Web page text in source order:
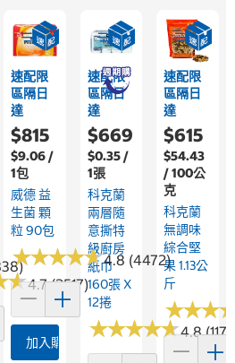
★
★4.7 (2517)
速配限
區隔日
達
$815
$9.06 /
1包
威德 益
生菌 顆
粒 90包
★★★★★
★★★★★4.8 (4472)
加入購物車
速配限
區隔日
達
$669
$0.35 /
1張
科克蘭
兩層隨
意撕特
級廚房
紙巾
160張 X
12捲
★★★★★
★★★★★4.8
速配限
區隔日
達
$615
$54.43
/ 100公
克
科克蘭
無調味
綜合堅
果 1.13公
斤
★★★
★★★